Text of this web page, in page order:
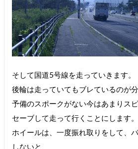
そして国道5号線を走っていきます。
後輪は走っていてもブレているのが分
予備のスポークがない今はあまりス
セーブして走って行くことにします。
ホイールは、一度振れ取りをして、
しないと